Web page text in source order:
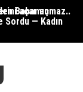
açar açmaz..
Babamın
Sordu — Kadın